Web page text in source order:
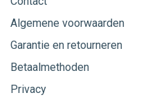
Algemene voorwaarden
Garantie en retourneren
Betaalmethoden
Privacy